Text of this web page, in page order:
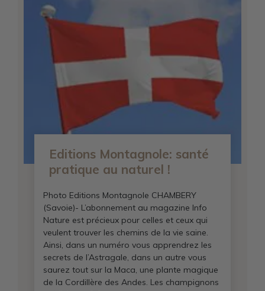
Editions Montagnole: santé
pratique au naturel !
Photo Editions Montagnole CHAMBERY
(Savoie)- L’abonnement au magazine Info
Nature est précieux pour celles et ceux qui
veulent trouver les chemins de la vie saine.
Ainsi, dans un numéro vous apprendrez les
secrets de l’Astragale, dans un autre vous
saurez tout sur la Maca, une plante magique
de la Cordillère des Andes. Les champignons